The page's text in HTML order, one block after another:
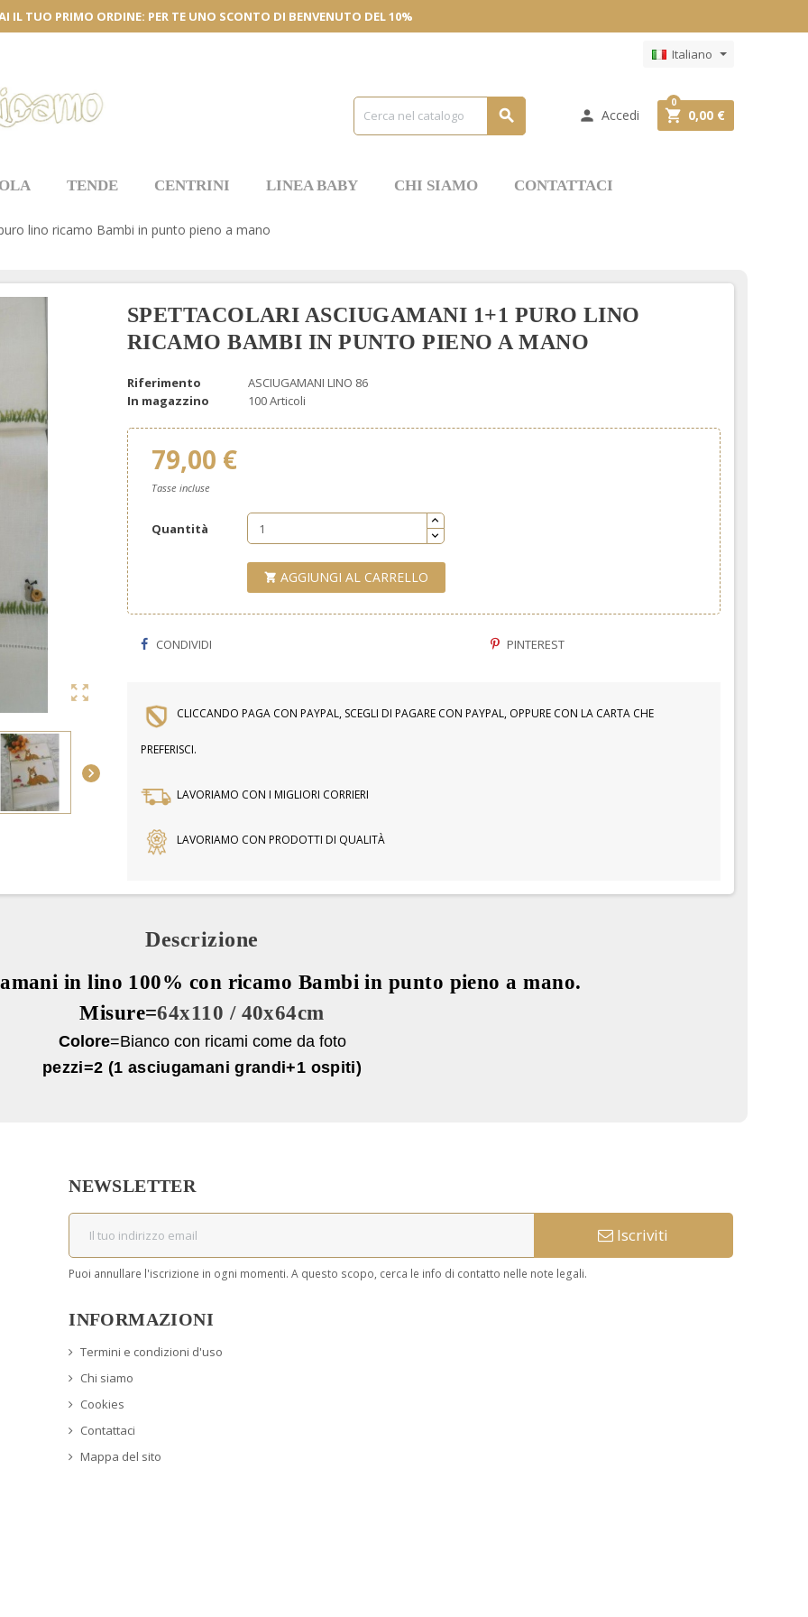
IL TUO PRIMO ORDINE: PER TE UNO SCONTO DI BENVENUTO DEL 10%
Italiano
  Accedi  0,00 €
0
TENDE CENTRINI LINEA BABY CHI SIAMO CONTATTACI
lino ricamo Bambi in punto pieno a mano


SPETTACOLARI ASCIUGAMANI 1+1 PURO LINO
RICAMO BAMBI IN PUNTO PIENO A MANO
Riferimento
ASCIUGAMANI LINO 86
In magazzino
100 Articoli
79,00 €
Tasse incluse
Quantità
 AGGIUNGI AL CARRELLO
CONDIVIDI PINTEREST
CLICCANDO PAGA CON PAYPAL, SCEGLI DI PAGARE CON PAYPAL, OPPURE CON LA CARTA CHE
PREFERISCI.
LAVORIAMO CON I MIGLIORI CORRIERI
LAVORIAMO CON PRODOTTI DI QUALITÀ
Descrizione
in lino 100% con ricamo Bambi in punto pieno a mano.
Misure=64x110 / 40x64cm
Colore=Bianco con ricami come da foto
pezzi=2 (1 asciugamani grandi+1 ospiti)
NEWSLETTER
Iscriviti
Puoi annullare l'iscrizione in ogni momenti. A questo scopo, cerca le info di contatto nelle note legali.
INFORMAZIONI
Termini e condizioni d'uso
Chi siamo
Cookies
Contattaci
Mappa del sito